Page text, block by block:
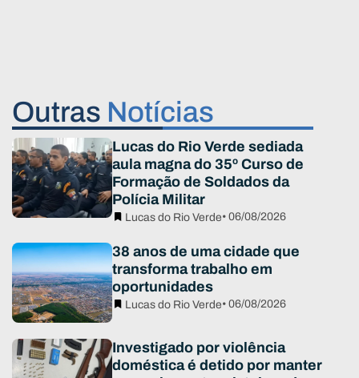
Outras Notícias
Lucas do Rio Verde sediada
aula magna do 35º Curso de
Formação de Soldados da
Polícia Militar
Lucas do Rio Verde• 06/08/2026
38 anos de uma cidade que
transforma trabalho em
oportunidades
Lucas do Rio Verde• 06/08/2026
Investigado por violência
doméstica é detido por manter